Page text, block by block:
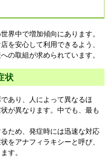
界中で増加傾向にあります。
を安心して利用できるよう、
の取組が求められています。
状
あり、人によって異なるほ
が異なります。中でも、最も
ため、発症時には迅速な対応
をアナフィラキシーと呼び、
す。